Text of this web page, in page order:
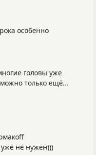
особенно
головы уже
только ещё...
уже не нужен)))